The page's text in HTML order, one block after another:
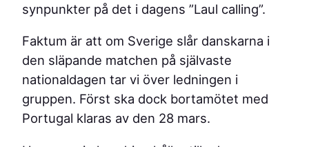
synpunkter på det i dagens ”Laul calling”.
Faktum är att om Sverige slår danskarna i
den släpande matchen på självaste
nationaldagen tar vi över ledningen i
gruppen. Först ska dock bortamötet med
Portugal klaras av den 28 mars.